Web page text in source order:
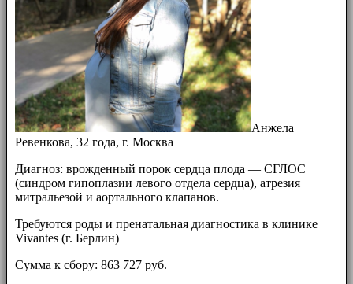
Анжела
Ревенкова, 32 года, г. Москва
Диагноз: врожденный порок сердца плода — СГЛОС
(синдром гипоплазии левого отдела сердца), атрезия
митральезой и аортального клапанов.
Требуются роды и пренатальная диагностика в клинике
Vivantes (г. Берлин)
Сумма к сбору: 863 727 руб.